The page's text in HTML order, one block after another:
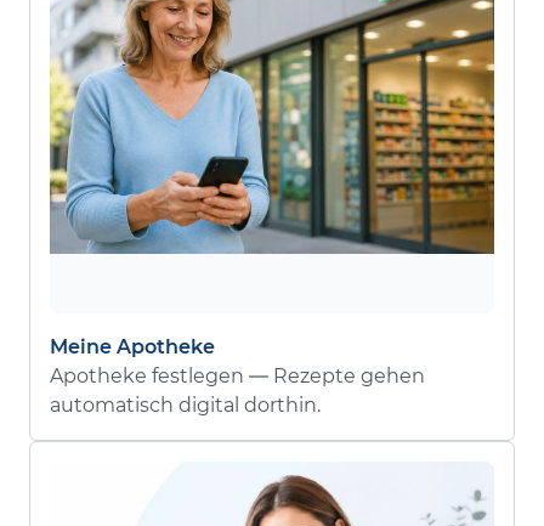
Meine Apotheke
Apotheke festlegen — Rezepte gehen
automatisch digital dorthin.